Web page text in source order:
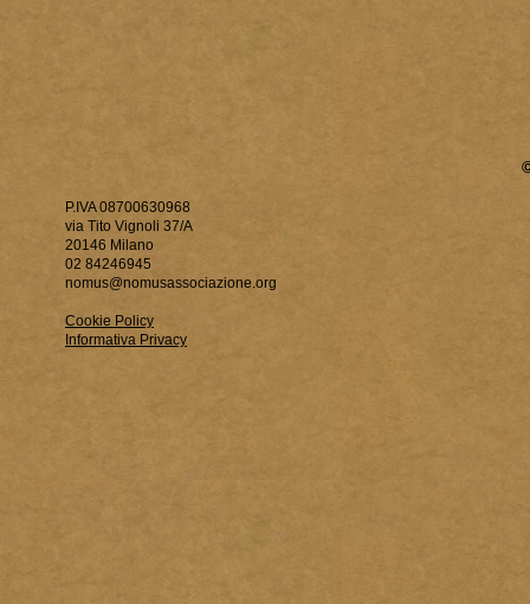
P.IVA 08700630968
via Tito Vignoli 37/A
20146 Milano
02 84246945
nomus@nomusassociazione.org
Cookie Policy
Informativa Privacy